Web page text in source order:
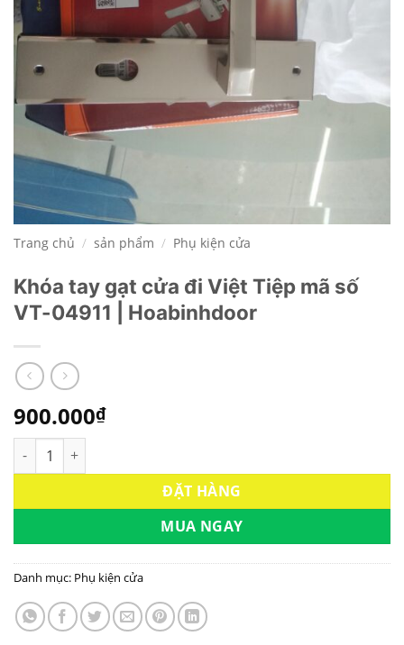
Trang chủ / sản phẩm / Phụ kiện cửa
Khóa tay gạt cửa đi Việt Tiệp mã số
VT-04911 | Hoabinhdoor
900.000₫
Khóa tay gạt cửa đi Việt Tiệp mã số VT-04911 | Hoabinhdoor
ĐẶT HÀNG
MUA NGAY
Danh mục: Phụ kiện cửa